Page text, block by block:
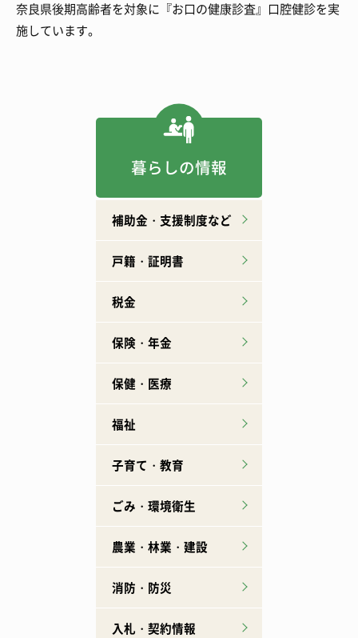
奈良県後期高齢者を対象に『お口の健康診査』口腔健診を実
施しています。
暮らしの情報
補助金・支援制度など
戸籍・証明書
税金
保険・年金
保健・医療
福祉
子育て・教育
ごみ・環境衛生
農業・林業・建設
消防・防災
入札・契約情報